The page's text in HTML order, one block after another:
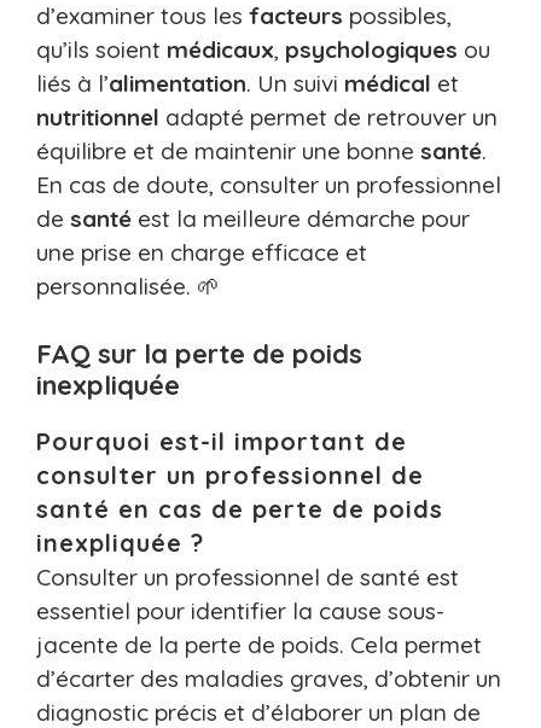
d’examiner tous les facteurs possibles,
qu’ils soient médicaux, psychologiques ou
liés à l’alimentation. Un suivi médical et
nutritionnel adapté permet de retrouver un
équilibre et de maintenir une bonne santé.
En cas de doute, consulter un professionnel
de santé est la meilleure démarche pour
une prise en charge efficace et
personnalisée. 🌱
FAQ sur la perte de poids
inexpliquée
Pourquoi est-il important de
consulter un professionnel de
santé en cas de perte de poids
inexpliquée ?
Consulter un professionnel de santé est
essentiel pour identifier la cause sous-
jacente de la perte de poids. Cela permet
d’écarter des maladies graves, d’obtenir un
diagnostic précis et d’élaborer un plan de